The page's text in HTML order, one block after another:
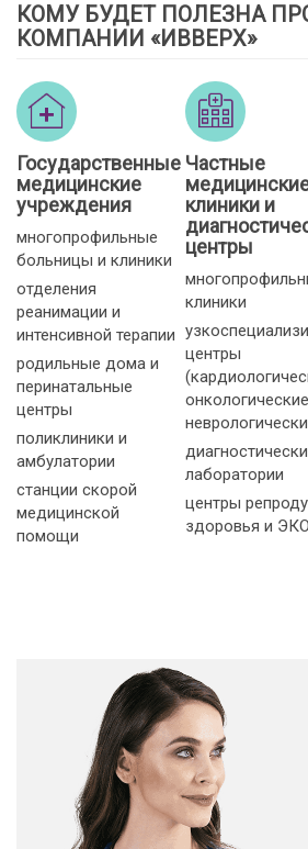
КОМУ БУДЕТ ПОЛЕЗНА
КОМПАНИИ «ИВВЕРХ»
Государственные
медицинские
учреждения
многопрофильные
больницы и клиники
отделения
реанимации и
интенсивной терапии
родильные дома и
перинатальные
центры
поликлиники и
амбулатории
станции скорой
медицинской
помощи
Частные
клиники и
центры
клиники
центры
лаборатории
центры
здоровья и ЭКО